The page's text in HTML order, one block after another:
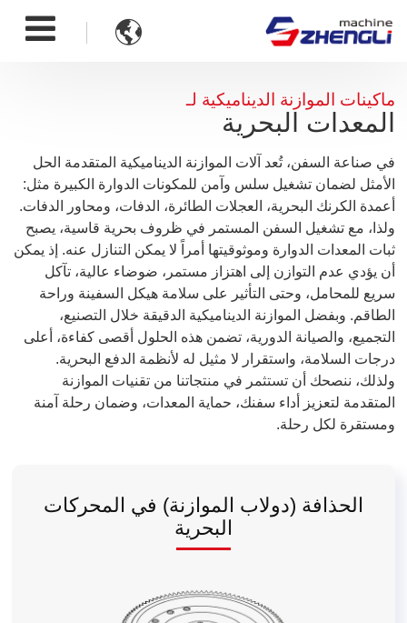

ماكينات الموازنة الديناميكية لـ
المعدات البحرية
في صناعة السفن، تُعد آلات الموازنة الديناميكية المتقدمة الحل
الأمثل لضمان تشغيل سلس وآمن للمكونات الدوارة الكبيرة مثل:
أعمدة الكرنك البحرية، العجلات الطائرة، الدفات، ومحاور الدفات.
ولذا، مع تشغيل السفن المستمر في ظروف بحرية قاسية، يصبح
ثبات المعدات الدوارة وموثوقيتها أمراً لا يمكن التنازل عنه. إذ يمكن
أن يؤدي عدم التوازن إلى اهتزاز مستمر، ضوضاء عالية، تآكل
سريع للمحامل، وحتى التأثير على سلامة هيكل السفينة وراحة
الطاقم. وبفضل الموازنة الديناميكية الدقيقة خلال التصنيع،
التجميع، والصيانة الدورية، تضمن هذه الحلول أقصى كفاءة، أعلى
درجات السلامة، واستقرار لا مثيل له لأنظمة الدفع البحرية.
ولذلك، ننصحك أن تستثمر في منتجاتنا من تقنيات الموازنة
المتقدمة لتعزيز أداء سفنك، حماية المعدات، وضمان رحلة آمنة
ومستقرة لكل رحلة.
الحذافة (دولاب الموازنة) في المحركات
البحرية